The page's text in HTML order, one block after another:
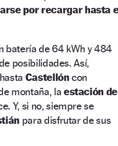
por recargar hasta
batería de 64 kWh y 484
posibilidades. Así,
Castellón con
montaña, la estación de
Y, si no, siempre se
para disfrutar de sus